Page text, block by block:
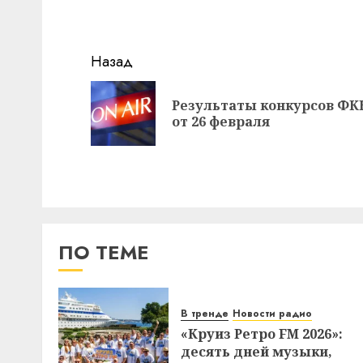
Навигация
записи
Назад
Результаты конкурсов
от 26 февраля
ПО ТЕМЕ
В тренде Новости радио
«Круиз Ретро FM 2026»:
десять дней музыки,